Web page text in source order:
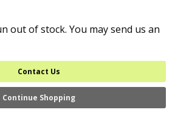
out of stock. You may send us an
Contact Us
Continue Shopping